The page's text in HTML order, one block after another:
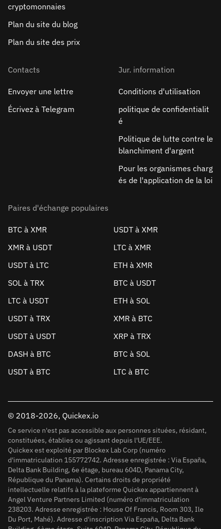
cryptomonnaies
Plan du site du blog
Plan du site des prix
Contacts
Envoyer une lettre
Écrivez à Telegram
Jur. information
Conditions d'utilisation
politique de confidentialit
é
Politique de lutte contre le
blanchiment d'argent
Pour les organismes charg
és de l'application de la loi
Paires d'échange populaires
BTC à XMR
USDT à XMR
XMR à USDT
LTC à XMR
USDT à LTC
ETH à XMR
SOL à TRX
BTC à USDT
LTC à USDT
ETH à SOL
USDT à TRX
XMR à BTC
USDT à USDT
XRP à TRX
DASH à BTC
BTC à SOL
USDT à BTC
LTC à BTC
© 2018-2026, Quickex.io
Ce service n'est pas accessible aux personnes situées, résidant,
constituées, établies ou agissant depuis l'UE/EEE.
Quickex est exploité par Blockex Lab Corp (numéro
d'immatriculation 155772742. Adresse enregistrée : Via España,
Delta Bank Building, 6e étage, bureau 604D, Panama City,
République du Panama). Certains droits de propriété
intellectuelle relatifs à la plateforme Quickex appartiennent à
Angel Venture Partners Limited (numéro d'immatriculation
238203. Adresse enregistrée : House Of Francis, Room 303, Ile
Du Port, Mahé). Adresse d'inscription Via España, Delta Bank